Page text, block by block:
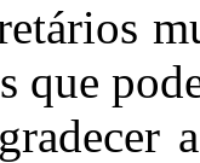
que